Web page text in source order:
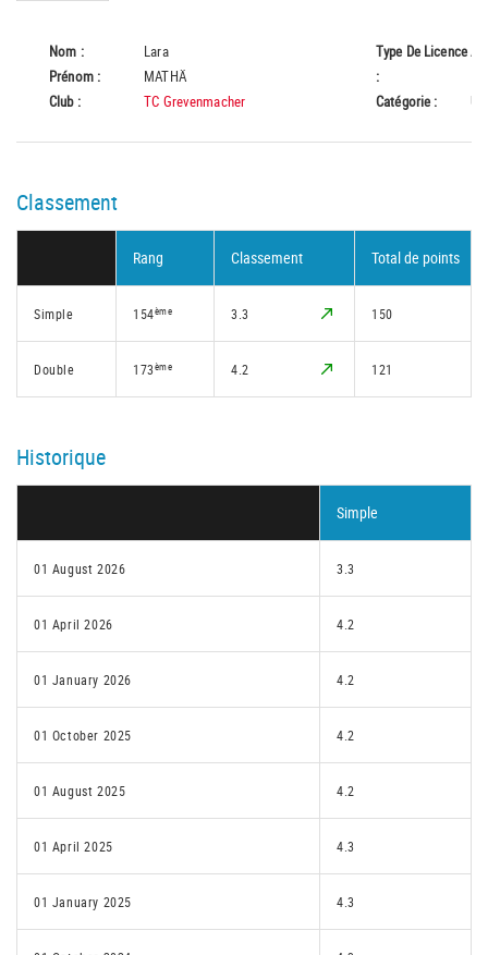
Nom :
Lara
Prénom :
MATHÄ
Club :
TC Grevenmacher
Type De Licence
:
A
Catégorie :
Classement
Rang Classement Total de points
Simple 154ème 3.3 150
Double 173ème 4.2 121
Historique
Simple
01 August 2026 3.3
01 April 2026 4.2
01 January 2026 4.2
01 October 2025 4.2
01 August 2025 4.2
01 April 2025 4.3
01 January 2025 4.3